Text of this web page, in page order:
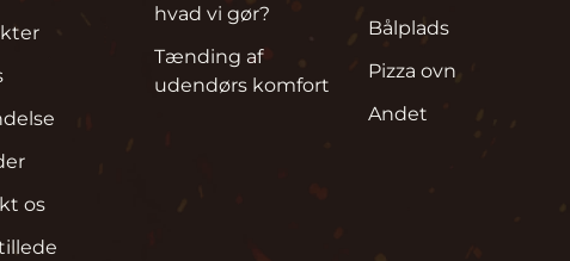
os
hvad vi gør?
Tænding af
udendørs komfort
Bålplads
Pizza ovn
Andet